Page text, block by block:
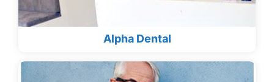
Alpha Dental